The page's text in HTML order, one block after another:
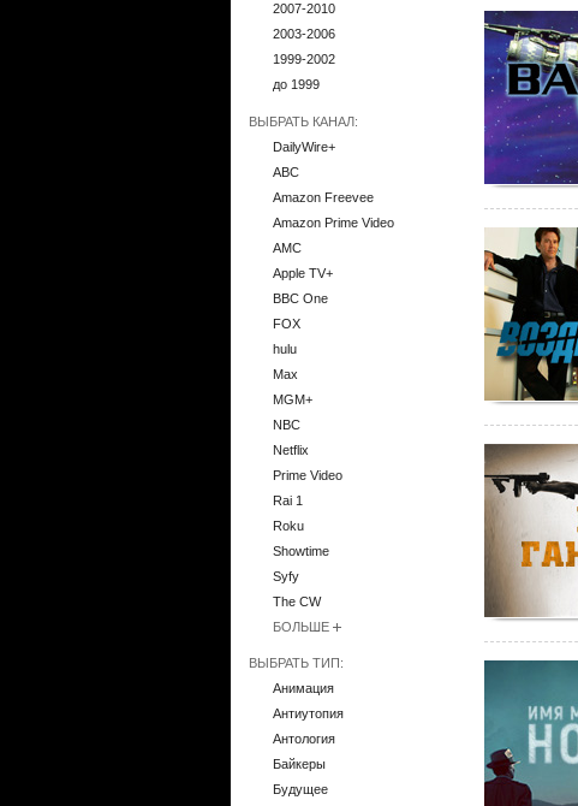
2007-2010
2003-2006
1999-2002
до 1999
ВЫБРАТЬ КАНАЛ:
DailyWire+
ABC
Amazon Freevee
Amazon Prime Video
AMC
Apple TV+
BBC One
FOX
hulu
Max
MGM+
NBC
Netflix
Prime Video
Rai 1
Roku
Showtime
Syfy
The CW
БОЛЬШЕ
ВЫБРАТЬ ТИП:
Анимация
Антиутопия
Антология
Байкеры
Будущее